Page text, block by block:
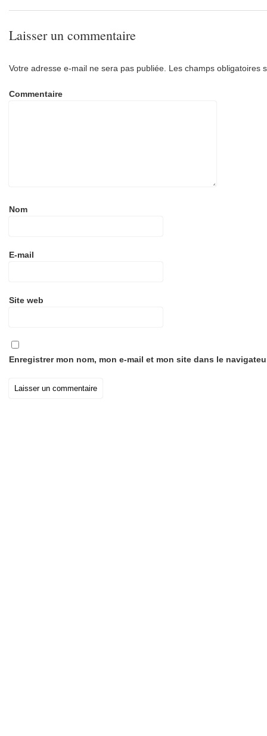
Laisser un commentaire
Votre adresse e-mail ne sera pas publiée. Les champs obligatoires
Commentaire
Nom
E-mail
Site web
Enregistrer mon nom, mon e-mail et mon site dans le